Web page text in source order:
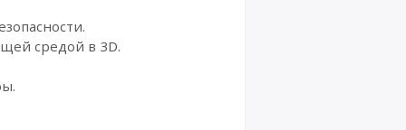
средой в 3D.